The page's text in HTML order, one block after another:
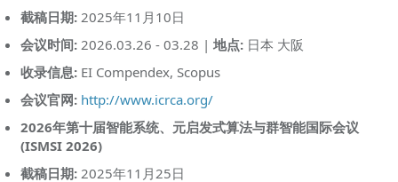
截稿日期:2025年11月10日
会议时间:2026.03.26 - 03.28 | 地点:日本 大阪
收录信息:EI Compendex, Scopus
会议官网: http://www.icrca.org/
2026年第十届智能系统、元启发式算法与群智能国际会议
(ISMSI 2026)
截稿日期:2025年11月25日